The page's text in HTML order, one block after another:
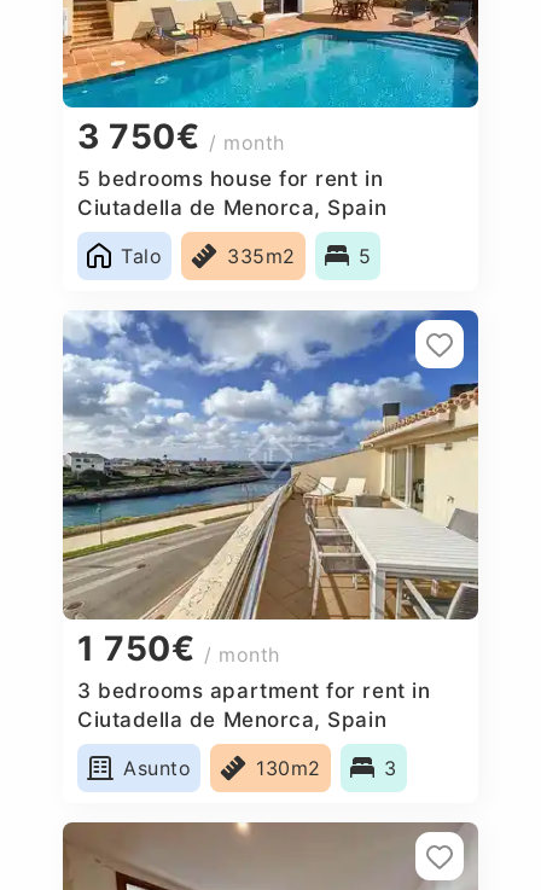
3 750€ / month
5 bedrooms house for rent in
Ciutadella de Menorca, Spain
Talo
335m2 5
1 750€ / month
3 bedrooms apartment for rent in
Ciutadella de Menorca, Spain
Asunto
130m2 3